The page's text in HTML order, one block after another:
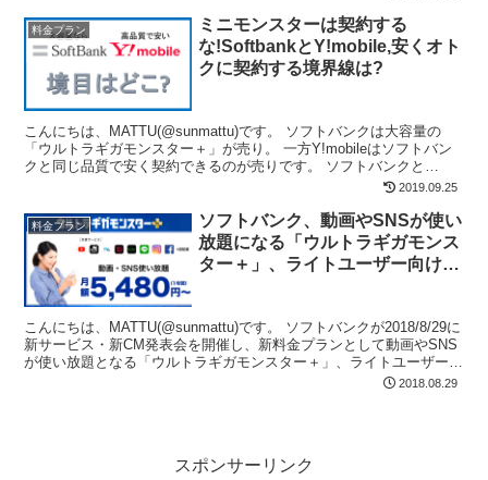
料金プラン
ミニモンスターは契約する
な!SoftbankとY!mobile,安くオト
クに契約する境界線は?
こんにちは、MATTU(@sunmattu)です。 ソフトバンクは大容量の
「ウルトラギガモンスター＋」が売り。 一方Y!mobileはソフトバン
クと同じ品質で安く契約できるのが売りです。 ソフトバンクと
2019.09.25
料金プラン
ソフトバンク、動画やSNSが使い
放題になる「ウルトラギガモンス
ター＋」、ライトユーザー向け
こんにちは、MATTU(@sunmattu)です。 ソフトバンクが2018/8/29に
新サービス・新CM発表会を開催し、新料金プランとして動画やSNS
が使い放題となる「ウルトラギガモンスター＋」、ライトユーザー向
2018.08.29
スポンサーリンク